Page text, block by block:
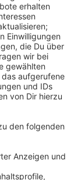
und Moers
wurden
geimpft,
wird